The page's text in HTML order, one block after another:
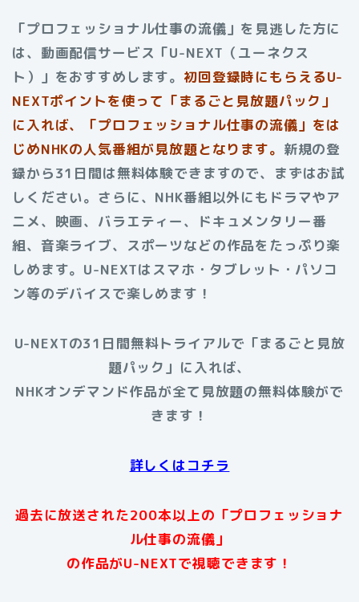
「プロフェッショナル仕事の流儀」を見逃した方に
は、動画配信サービス「U-NEXT（ユーネクス
ト）」をおすすめします。 初回登録時にもらえるU-
NEXTポイントを使って「まるごと見放題パック」
に入れば、「プロフェッショナル仕事の流儀」をは
じめNHKの人気番組が見放題となります。 新規の登
録から31日間は無料体験できますので、まずはお試
しください。さらに、NHK番組以外にもドラマやア
ニメ、映画、バラエティー、ドキュメンタリー番
組、音楽ライブ、スポーツなどの作品をたっぷり楽
しめます。U-NEXTはスマホ・タブレット・パソコ
ン等のデバイスで楽しめます！
U-NEXTの31日間無料トライアルで「まるごと見放
題パック」に入れば、
NHKオンデマンド作品が全て見放題の無料体験がで
きます！
詳しくはコチラ
過去に放送された200本以上の「プロフェッショナ
ル仕事の流儀」
の作品がU-NEXTで視聴できます！